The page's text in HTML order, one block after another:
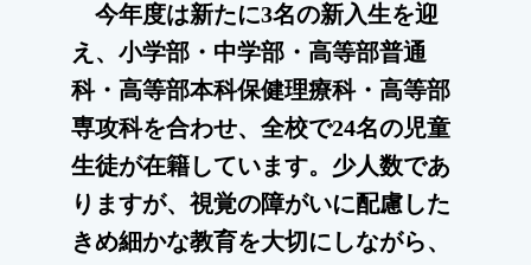
今年度は新たに3名の新入生を迎
え、小学部・中学部・高等部普通
科・高等部本科保健理療科・高等部
専攻科を合わせ、全校で24名の児童
生徒が在籍しています。少人数であ
りますが、視覚の障がいに配慮した
きめ細かな教育を大切にしながら、